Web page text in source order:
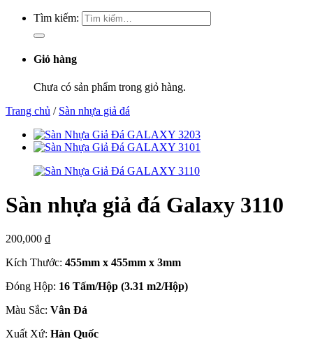
Tìm kiếm:
Giỏ hàng
Chưa có sản phẩm trong giỏ hàng.
Trang chủ / Sàn nhựa giả đá
Sàn nhựa giả đá Galaxy 3110
200,000 ₫
Kích Thước: 455mm x 455mm x 3mm
Đóng Hộp: 16 Tấm/Hộp (3.31 m2/Hộp)
Màu Sắc: Vân Đá
Xuất Xứ: Hàn Quốc